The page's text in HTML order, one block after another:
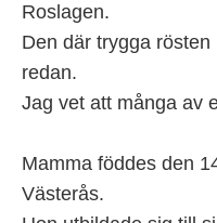
Roslagen.
Den där trygga
redan.
Jag vet att många av
Mamma föddes den
Västerås.